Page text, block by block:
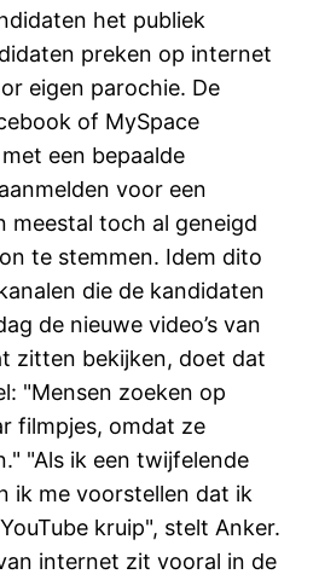
het publiek
preken op internet
eigen parochie. De
of MySpace
een bepaalde
voor een
meestal toch al geneigd
te stemmen. Idem dito
die de kandidaten
de nieuwe video’s van
zitten bekijken, doet dat
"Mensen zoeken op
filmpjes, omdat ze
"Als ik een twijfelende
ik me voorstellen dat ik
kruip", stelt Anker.
internet zit vooral in de